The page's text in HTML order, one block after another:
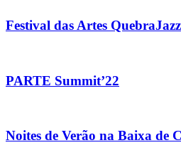
Festival das Artes QuebraJazz
PARTE Summit’22
Noites de Verão na Baixa de